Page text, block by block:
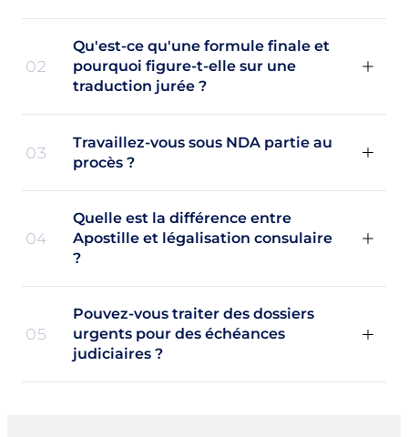
02
Qu'est-ce qu'une formule finale et
pourquoi figure-t-elle sur une
traduction jurée ?
03
Travaillez-vous sous NDA partie au
procès ?
04
Quelle est la différence entre
Apostille et légalisation consulaire
?
05
Pouvez-vous traiter des dossiers
urgents pour des échéances
judiciaires ?